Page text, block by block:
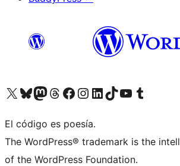
Visitá nuestra cuenta de X (anteriormente Twitter)
Visitá nuestra cuenta de Bluesky
Visitá nuestra cuenta de Mastodon
Visitá nuestra cuenta de Threads
Visitá nuestra página de Facebook
Visitá nuestra cuenta de Instagram
Visitá nuestra cuenta de LinkedIn
Visitá nuestra cuenta de TikTok
Visitá nuestro canal de YouTube
Visitá nuestra cuenta de Tumblr
El código es poesía.
The WordPress® trademark is the
of the WordPress Foundation.